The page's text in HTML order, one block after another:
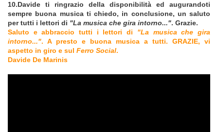
10.Davide ti ringrazio della disponibilità ed augurandoti
sempre buona musica ti chiedo, in conclusione, un saluto
per tutti i lettori di "La musica che gira intorno...". Grazie.
Saluto e abbraccio tutti i lettori di "La musica che gira
intorno...". A presto e buona musica a tutti. GRAZIE, vi
aspetto in giro e sul Ferro Social.
Davide De Marinis